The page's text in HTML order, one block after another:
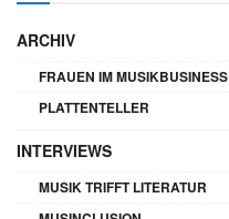
ARCHIV
FRAUEN IM MUSIKBUSINESS
PLATTENTELLER
INTERVIEWS
MUSIK TRIFFT LITERATUR